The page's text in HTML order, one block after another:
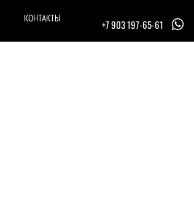
КОНТАКТЫ +7 903 197-65-61